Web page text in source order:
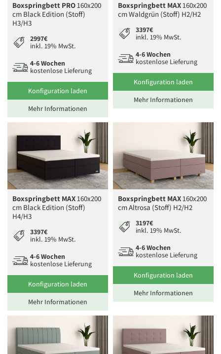
Boxspringbett PRO160x200
cm Black Edition (Stoff)
H3/H3
2997€
inkl. 19% MwSt.
4-6 Wochen
kostenlose Lieferung
Konfiguration laden
Mehr Informationen
Boxspringbett MAX160x200
cm Waldgrün (Stoff) H2/H2
3397€
inkl. 19% MwSt.
4-6 Wochen
kostenlose Lieferung
Konfiguration laden
Mehr Informationen
Boxspringbett MAX160x200
cm Black Edition (Stoff)
H4/H3
3397€
inkl. 19% MwSt.
4-6 Wochen
kostenlose Lieferung
Konfiguration laden
Mehr Informationen
Boxspringbett MAX160x200
cm Altrosa (Stoff) H2/H2
3197€
inkl. 19% MwSt.
4-6 Wochen
kostenlose Lieferung
Konfiguration laden
Mehr Informationen